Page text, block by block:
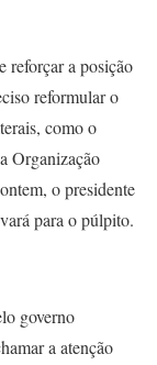
reforçar a posição
reformular o
como o
Organização
o presidente
para o púlpito.
governo
a atenção